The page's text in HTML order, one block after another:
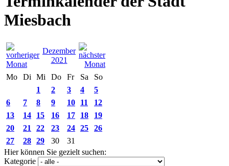
Miesbach
Dezember
2021
Mo
Di Mi Do Fr Sa
So
1
2 3 4
5
6
7 8 9 10 11
12
13
14 15 16 17 18
19
20
21 22 23 24 25
26
27
28 29 30
31
Hier können Sie gezielt suchen:
Kategorie